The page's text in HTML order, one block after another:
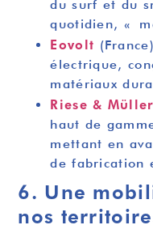
du surf et du
quotidien, «
Eovolt
électrique,
matériaux
Riese & Müller
haut de
mettant en
de fabrication
6. Une
nos